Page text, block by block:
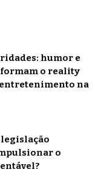
humor e
o reality
na
legislação
o